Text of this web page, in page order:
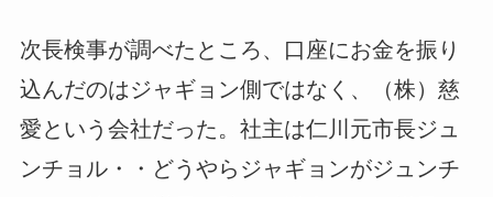
次長検事が調べたところ、口座にお金を振り
込んだのはジャギョン側ではなく、（株）慈
愛という会社だった。社主は仁川元市長ジュ
ンチョル・・どうやらジャギョンがジュンチ